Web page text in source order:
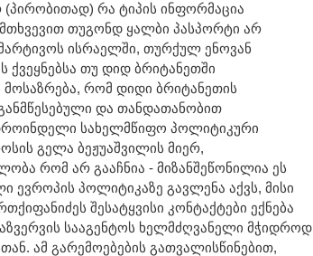
(პირობითად) რა ტიპის ინფორმაცია
თუგონდ ყალბი პასპორტი არ
ისრაელში, თურქულ ენოვან
თუ დიდ ბრიტანეთში
მოსაზრება, რომ დიდი ბრიტანეთის
და თანდათანობით
სახელმწიფო პოლიტიკური
გელა ბეჟუაშვილის მიერ,
რომ არ გააჩნია - მიზანშეწონილია ეს
ევროპის პოლიტიკაზე გავლენა აქვს, მისი
შესატყვისი კონტაქტები ექნება
სააგენტოს ხელმძღვანელი მჭიდროდ
ამ გარემოებების გათვალისწინებით,